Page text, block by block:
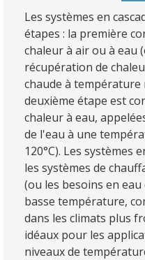
Les systèmes en
étapes : la première
chaleur à air ou à eau
récupération de
chaude à température
deuxième étape est
chaleur à eau,
de l'eau à une
120°C). Les systèmes
les systèmes de
(ou les besoins en eau
basse température,
dans les climats plus
idéaux pour les
niveaux de